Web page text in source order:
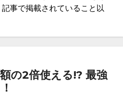
事で掲載されていること以
の2倍使える!? 最強